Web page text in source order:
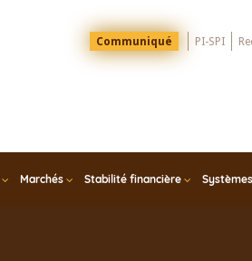
Menu
Top
Communiqué PI-SPI
Marchés Stabilité financière